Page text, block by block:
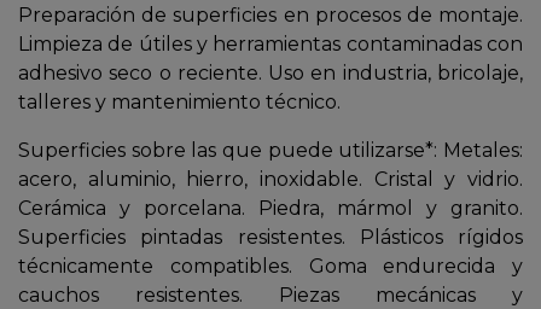
Preparación de superficies en procesos de montaje.
Limpieza de útiles y herramientas contaminadas con
adhesivo seco o reciente. Uso en industria, bricolaje,
talleres y mantenimiento técnico.
Superficies sobre las que puede utilizarse*: Metales:
acero, aluminio, hierro, inoxidable. Cristal y vidrio.
Cerámica y porcelana. Piedra, mármol y granito.
Superficies pintadas resistentes. Plásticos rígidos
técnicamente compatibles. Goma endurecida y
cauchos resistentes. Piezas mecánicas y